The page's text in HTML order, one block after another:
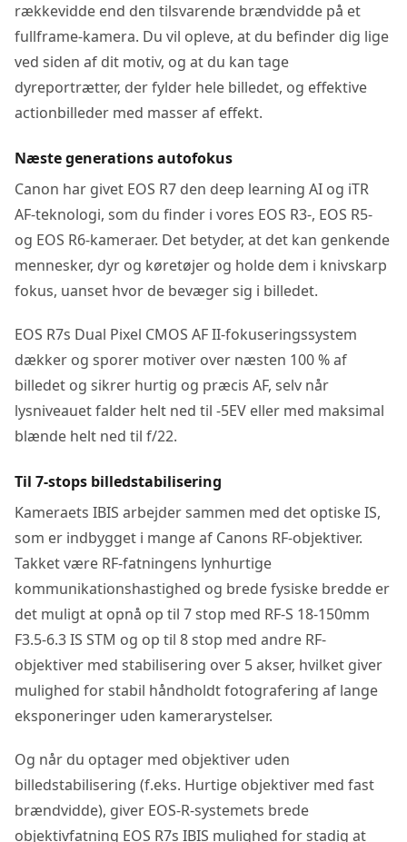
rækkevidde end den tilsvarende brændvidde på et
fullframe-kamera. Du vil opleve, at du befinder dig lige
ved siden af dit motiv, og at du kan tage
dyreportrætter, der fylder hele billedet, og effektive
actionbilleder med masser af effekt.
Næste generations autofokus
Canon har givet EOS R7 den deep learning AI og iTR
AF-teknologi, som du finder i vores EOS R3-, EOS R5-
og EOS R6-kameraer. Det betyder, at det kan genkende
mennesker, dyr og køretøjer og holde dem i knivskarp
fokus, uanset hvor de bevæger sig i billedet.
EOS R7s Dual Pixel CMOS AF II-fokuseringssystem
dækker og sporer motiver over næsten 100 % af
billedet og sikrer hurtig og præcis AF, selv når
lysniveauet falder helt ned til -5EV eller med maksimal
blænde helt ned til f/22.
Til 7-stops billedstabilisering
Kameraets IBIS arbejder sammen med det optiske IS,
som er indbygget i mange af Canons RF-objektiver.
Takket være RF-fatningens lynhurtige
kommunikationshastighed og brede fysiske bredde er
det muligt at opnå op til 7 stop med RF-S 18-150mm
F3.5-6.3 IS STM og op til 8 stop med andre RF-
objektiver med stabilisering over 5 akser, hvilket giver
mulighed for stabil håndholdt fotografering af lange
eksponeringer uden kamerarystelser.
Og når du optager med objektiver uden
billedstabilisering (f.eks. Hurtige objektiver med fast
brændvidde), giver EOS-R-systemets brede
objektivfatning EOS R7s IBIS mulighed for stadig at